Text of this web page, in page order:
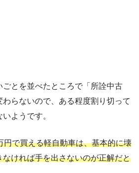
とを並べたところで「所詮中古
らないので、ある程度割り切って
ようです。
円で買える軽自動車は、基本的に壊
ければ手を出さないのが正解だと